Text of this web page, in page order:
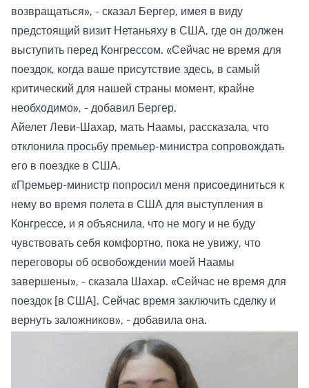
возвращаться», - сказал Бергер, имея в виду
предстоящий визит Нетаньяху в США, где он должен
выступить перед Конгрессом. «Сейчас не время для
поездок, когда ваше присутствие здесь, в самый
критический для нашей страны момент, крайне
необходимо», - добавил Бергер.
Айелет Леви-Шахар, мать Наамы, рассказала, что
отклонила просьбу премьер-министра сопровождать
его в поездке в США.
«Премьер-министр попросил меня присоединиться к
нему во время полета в США для выступления в
Конгрессе, и я объяснила, что не могу и не буду
чувствовать себя комфортно, пока не увижу, что
переговоры об освобождении моей Наамы
завершены», - сказала Шахар. «Сейчас не время для
поездок [в США]. Сейчас время заключить сделку и
вернуть заложников», - добавила она.